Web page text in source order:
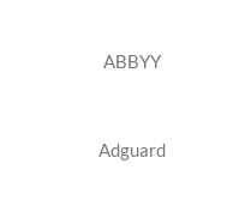
ABBYY
Adguard